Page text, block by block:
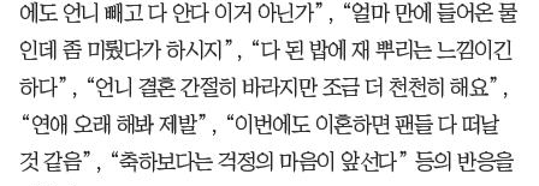
에도 언니 빼고 다 안다 이거 아닌가”, “얼마 만에 들어온 물
인데 좀 미뤘다가 하시지”, “다 된 밥에 재 뿌리는 느낌이긴
하다”, “언니 결혼 간절히 바라지만 조금 더 천천히 해요”,
“연애 오래 해봐 제발”, “이번에도 이혼하면 팬들 다 떠날
것 같음”, “축하보다는 걱정의 마음이 앞선다” 등의 반응을